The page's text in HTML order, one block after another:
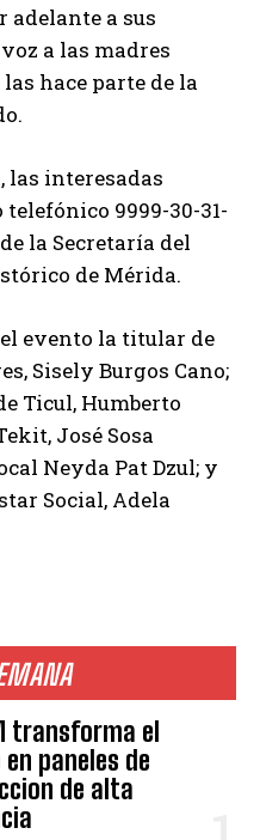
transforma el
paneles de
de alta
adelante a sus
a las madres
hace parte de la
interesadas
9999-30-31-
la Secretaría del
de Mérida.
evento la titular de
Sisely Burgos Cano;
Ticul, Humberto
José Sosa
Neyda Pat Dzul; y
Social, Adela